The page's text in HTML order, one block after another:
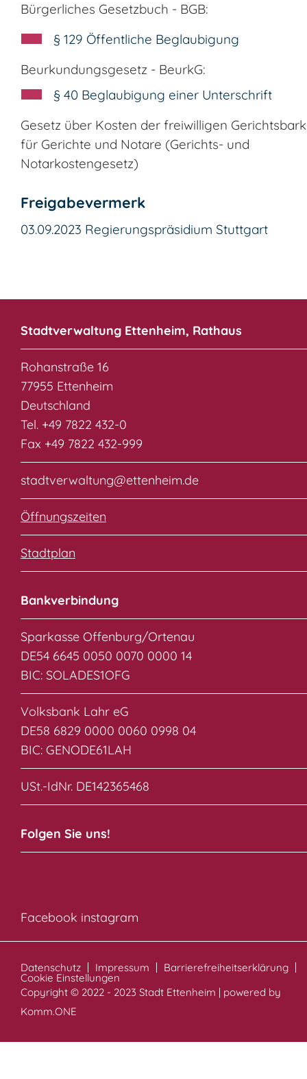
Bürgerliches Gesetzbuch - BGB:
§ 129 Öffentliche Beglaubigung
Beurkundungsgesetz - BeurkG:
§ 40 Beglaubigung einer Unterschrift
Gesetz über Kosten der freiwilligen
für Gerichte und Notare (Gerichts- und
Notarkostengesetz)
Freigabevermerk
03.09.2023 Regierungspräsidium Stuttgart
Stadtverwaltung Ettenheim, Rathaus
Rohanstraße 16
77955 Ettenheim
Deutschland
Tel. +49 7822 432-0
Fax +49 7822 432-999
stadtverwaltung@ettenheim.de
Öffnungszeiten
Stadtplan
Bankverbindung
Sparkasse Offenburg/Ortenau
DE54 6645 0050 0070 0000 14
BIC: SOLADES1OFG
Volksbank Lahr eG
DE58 6829 0000 0060 0998 04
BIC: GENODE61LAH
USt.-IdNr. DE142365468
Folgen Sie uns!
Facebook instagram
Datenschutz Impressum Barrierefreiheitserklärung
Cookie Einstellungen
Copyright © 2022 - 2023 Stadt Ettenheim | powered by
Komm.ONE